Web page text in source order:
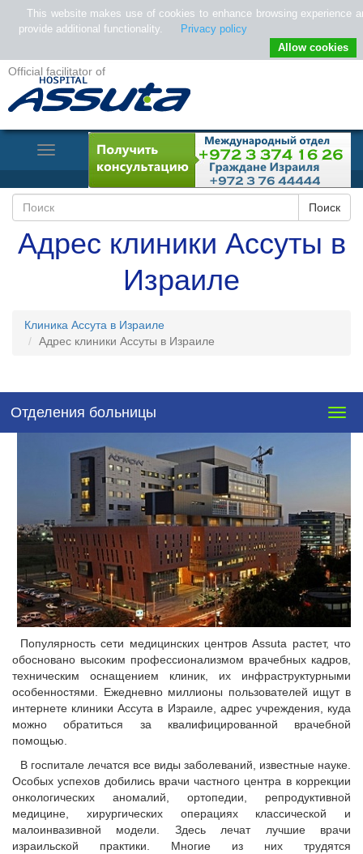
Official facilitator of
Toggle
Navigation
Адрес клиники Ассуты в
Израиле
Клиника Ассута в Израиле
Адрес клиники Ассуты в Израиле
Отделения больницы
Популярность сети медицинских центров Assuta растет, что
обосновано высоким профессионализмом врачебных кадров,
техническим оснащением клиник, их инфраструктурными
особенностями. Ежедневно миллионы пользователей ищут в
интернете клиники Ассута в Израиле, адрес учреждения, куда
можно обратиться за квалифицированной врачебной
помощью.
В госпитале лечатся все виды заболеваний, известные науке.
Особых успехов добились врачи частного центра в коррекции
онкологических аномалий, ортопедии, репродуктивной
медицине, хирургических операциях классической и
малоинвазивной модели. Здесь лечат лучшие врачи
израильской практики. Многие из них трудятся
This website makes use of cookies to enhance browsing experience
provide additional functionality.
Privacy policy
Allow cookies